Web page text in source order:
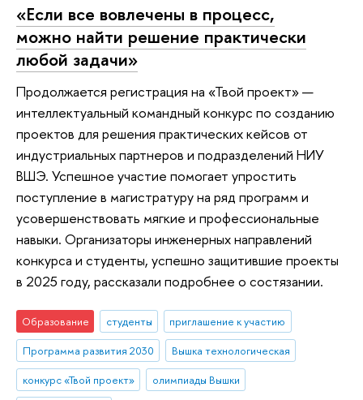
«Если все вовлечены в процесс,
можно найти решение практически
любой задачи»
Продолжается регистрация на «Твой проект» —
интеллектуальный командный конкурс по созданию
проектов для решения практических кейсов от
индустриальных партнеров и подразделений НИУ
ВШЭ. Успешное участие помогает упростить
поступление в магистратуру на ряд программ и
усовершенствовать мягкие и профессиональные
навыки. Организаторы инженерных направлений
конкурса и студенты, успешно защитившие проекты
в 2025 году, рассказали подробнее о состязании.
Образование студенты
приглашение к участию
Программа развития 2030
Вышка технологическая
конкурс «Твой проект»
олимпиады Вышки